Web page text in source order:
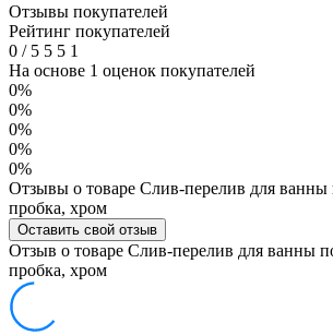
Отзывы покупателей
Рейтинг покупателей
0 /5 5 5 1
На основе 1 оценок покупателей
0%
0%
0%
0%
0%
Отзывы о товаре Слив-перелив для ванны
пробка, хром
Оставить свой отзыв
Отзыв о товаре Слив-перелив для ванны
пробка, хром